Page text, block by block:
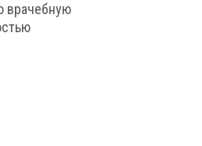
врачебную